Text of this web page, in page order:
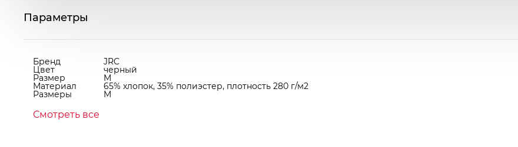
Параметры
Бренд JRC
Цвет черный
Размер M
Материал 65% хлопок, 35% полиэстер, плотность 280 г/м2
Размеры M
Смотреть все